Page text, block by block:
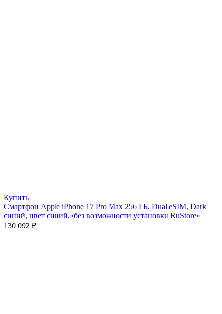
Купить
Смартфон Apple iPhone 17 Pro Max 256 ГБ, Dual eSIM, Dark
синий, цвет синий,«без возможности установки RuStore»
130 092 ₽